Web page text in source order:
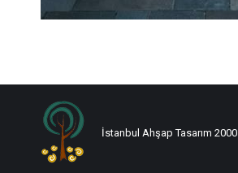
İstanbul Ahşap Tasarım 2000